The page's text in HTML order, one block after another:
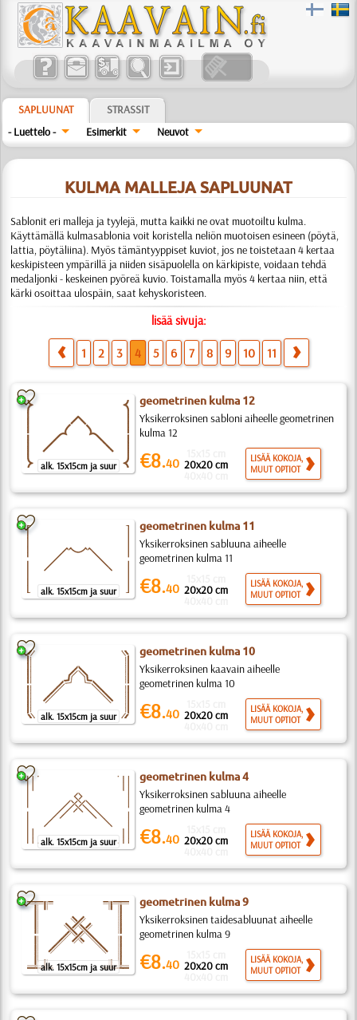
SAPLUUNAT
STRASSIT
- Luettelo -
Esimerkit Neuvot
KULMA MALLEJA SAPLUUNAT
Sablonit eri malleja ja tyylejä, mutta kaikki ne ovat muotoiltu kulma.
Käyttämällä kulmasablonia voit koristella neliön muotoisen esineen (pöytä,
lattia, pöytäliina). Myös tämäntyyppiset kuviot, jos ne toistetaan 4 kertaa
keskipisteen ympärillä ja niiden sisäpuolella on kärkipiste, voidaan tehdä
medaljonki - keskeinen pyöreä kuvio. Toistamalla myös 4 kertaa niin, että
kärki osoittaa ulospäin, saat kehyskoristeen.
lisää sivuja:
1 2 3 4 5 6 7 8 9 10 11
alk. 15x15cm ja suur
geometrinen kulma 12
Yksikerroksinen sabloni aiheelle geometrinen
kulma 12
€8.40 20x20 cm
LISÄÄ KOKOJA,
MUUT OPTIOT
alk. 15x15cm ja suur
geometrinen kulma 11
Yksikerroksinen sabluuna aiheelle
geometrinen kulma 11
€8.40 20x20 cm
LISÄÄ KOKOJA,
MUUT OPTIOT
alk. 15x15cm ja suur
geometrinen kulma 10
Yksikerroksinen kaavain aiheelle
geometrinen kulma 10
€8.40 20x20 cm
LISÄÄ KOKOJA,
MUUT OPTIOT
alk. 15x15cm ja suur
geometrinen kulma 4
Yksikerroksinen sabluuna aiheelle
geometrinen kulma 4
€8.40 20x20 cm
LISÄÄ KOKOJA,
MUUT OPTIOT
alk. 15x15cm ja suur
geometrinen kulma 9
Yksikerroksinen taidesabluunat aiheelle
geometrinen kulma 9
€8.40 20x20 cm
LISÄÄ KOKOJA,
MUUT OPTIOT